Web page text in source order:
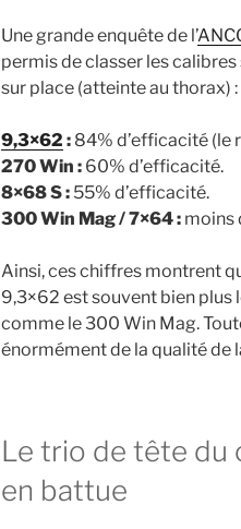
Une grande enquête de l’
permis de classer les
sur place (atteinte au thorax) :
9,3×62 : 84% d’efficacité (le
270 Win : 60% d’efficacité.
8×68 S : 55% d’efficacité.
300 Win Mag / 7×64 : moins
Ainsi, ces chiffres montrent
9,3×62 est souvent bien plus
comme le 300 Win Mag.
énormément de la qualité de
Le trio de tête du
en battue